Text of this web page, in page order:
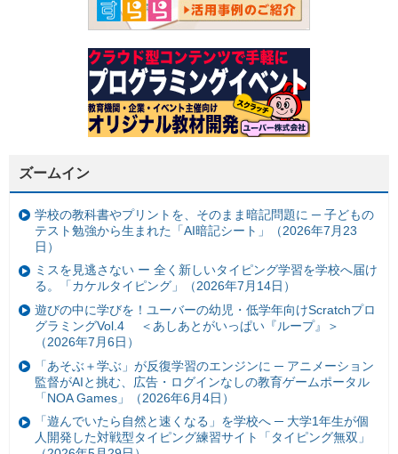
ズームイン
学校の教科書やプリントを、そのまま暗記問題に ─ 子どもの
テスト勉強から生まれた「AI暗記シート」（2026年7月23
日）
ミスを見逃さない ー 全く新しいタイピング学習を学校へ届け
る。「カケルタイピング」（2026年7月14日）
遊びの中に学びを！ユーバーの幼児・低学年向けScratchプロ
グラミングVol.4 ＜あしあとがいっぱい『ループ』＞
（2026年7月6日）
「あそぶ＋学ぶ」が反復学習のエンジンに ─ アニメーション
監督がAIと挑む、広告・ログインなしの教育ゲームポータル
「NOA Games」（2026年6月4日）
「遊んでいたら自然と速くなる」を学校へ ─ 大学1年生が個
人開発した対戦型タイピング練習サイト「タイピング無双」